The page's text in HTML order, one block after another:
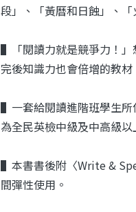
段」、「黃曆和日蝕」、
▌「閱讀力就是競爭力！」
完後知識力也會倍增的教
▌一套給閱讀進階班學生所
為全民英檢中級及中高級以
▌本書書後附〈Write &
間彈性使用。